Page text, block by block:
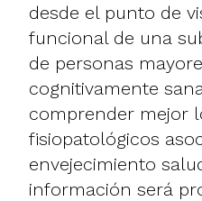
desde el punto de
funcional de una
de personas
cognitivamente
comprender mejor
fisiopatológicos
envejecimiento
información será